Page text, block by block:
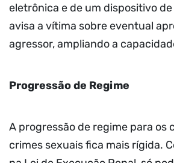
eletrônica e de um dispositivo
avisa a vítima sobre eventual
agressor, ampliando a
Progressão de Regime
A progressão de regime para os
crimes sexuais fica mais rígida.